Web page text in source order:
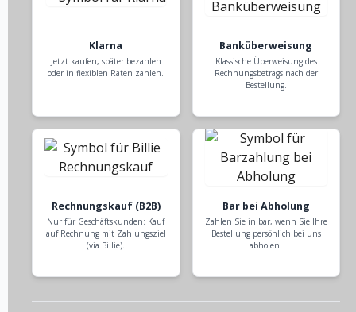
Klarna
Jetzt kaufen, später bezahlen
oder in flexiblen Raten zahlen.
Banküberweisung
Klassische Überweisung des
Rechnungsbetrags nach der
Bestellung.
Rechnungskauf (B2B)
Nur für Geschäftskunden: Kauf
auf Rechnung mit Zahlungsziel
(via Billie).
Bar bei Abholung
Zahlen Sie in bar, wenn Sie Ihre
Bestellung persönlich bei uns
abholen.